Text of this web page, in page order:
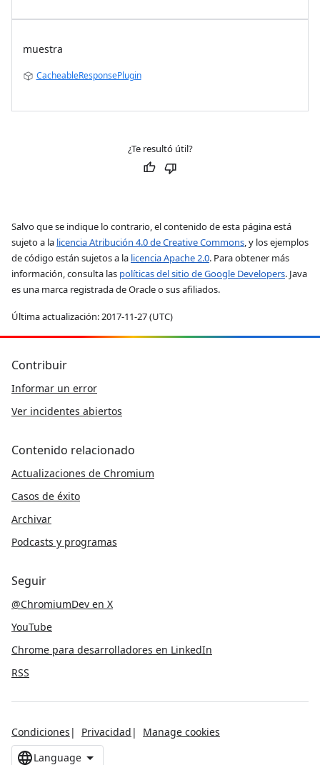
muestra
CacheableResponsePlugin
¿Te resultó útil?
Salvo que se indique lo contrario, el contenido de esta página está
sujeto a la licencia Atribución 4.0 de Creative Commons, y los ejemplos
de código están sujetos a la licencia Apache 2.0. Para obtener más
información, consulta las políticas del sitio de Google Developers. Java
es una marca registrada de Oracle o sus afiliados.
Última actualización: 2017-11-27 (UTC)
Contribuir
Informar un error
Ver incidentes abiertos
Contenido relacionado
Actualizaciones de Chromium
Casos de éxito
Archivar
Podcasts y programas
Seguir
@ChromiumDev en X
YouTube
Chrome para desarrolladores en LinkedIn
RSS
Condiciones Privacidad Manage cookies